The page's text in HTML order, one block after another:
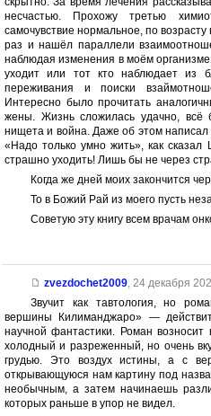
несчастью. Прохожу третью
самочувствие нормальное, по
раз и нашёл параллели
наблюдая изменения в моём
уходит или тот кто наблюдает из
переживания и поиски
Интересно было прочитать
жены. Жизнь сложилась удачно, всё
нищета и война. Даже об этом написал
«Надо только умно жить», как
страшно уходить! Лишь бы не через
Когда же дней моих закончится
То в Божий Рай из моего пусть
Советую эту книгу всем врачам
zvezdochet2009, 24 декабря
Звучит как тавтология, но
вершины Килиманджаро» —
научной фантастики. Роман
холодный и разреженный, но очень
грудью. Это воздух истины, а с
открывающуюся нам картину под
необычным, а затем начинаешь
которых раньше в упор не видел.